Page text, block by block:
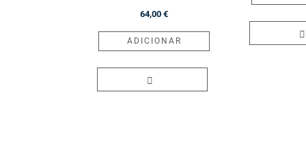
64,00€
ADICIONAR